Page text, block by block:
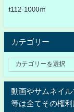
t112-1000ｍ
カテゴリー
動画やサムネイ
等は全てその権